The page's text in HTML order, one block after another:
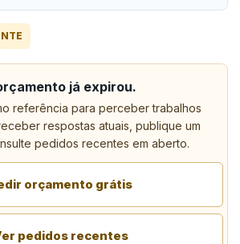
já expirou.
referência para perceber trabalhos
respostas atuais, publique um
pedidos recentes em aberto.
orçamento grátis
pedidos recentes